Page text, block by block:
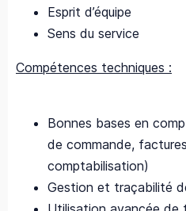
Esprit d’équipe
Sens du service
Compétences techniques :
Bonnes bases en
de commande,
comptabilisation)
Gestion et traçabilité